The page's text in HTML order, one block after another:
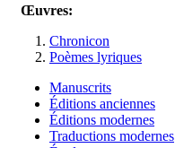
Œuvres:
Chronicon
Poèmes lyriques
Manuscrits
Éditions anciennes
Éditions modernes
Traductions modernes